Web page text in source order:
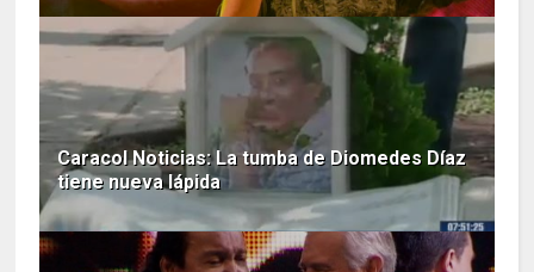
Caracol Noticias: La tumba de Diomedes Díaz
tiene nueva lápida